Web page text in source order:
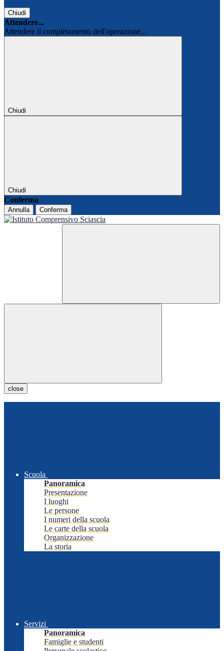
Chiudi
Attendere...
Attendere il completamento dell'operazione...
Chiudi
Chiudi
Conferma
Annulla Conferma
close
Scuola
Panoramica
Presentazione
I luoghi
Le persone
I numeri della scuola
Le carte della scuola
Organizzazione
La storia
Servizi
Panoramica
Famiglie e studenti